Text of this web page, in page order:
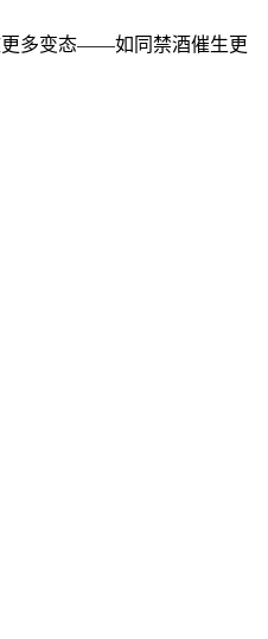
更多变态——如同禁酒催生更